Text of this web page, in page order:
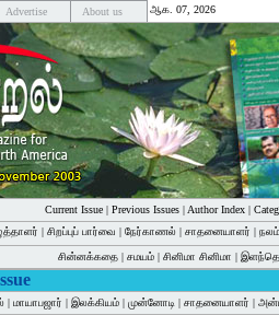
Advertise About us ஆக. 07, 2026
Current Issue| Previous Issues| Author Index|
| சிறப்புப் பார்வை | நேர்காணல் | சாதனையாளர் |
சின்னக்கதை | சமயம் | சினிமா சினிமா |
| மாயாபஜார் | இலக்கியம் | முன்னோடி | சாதனையாளர் |